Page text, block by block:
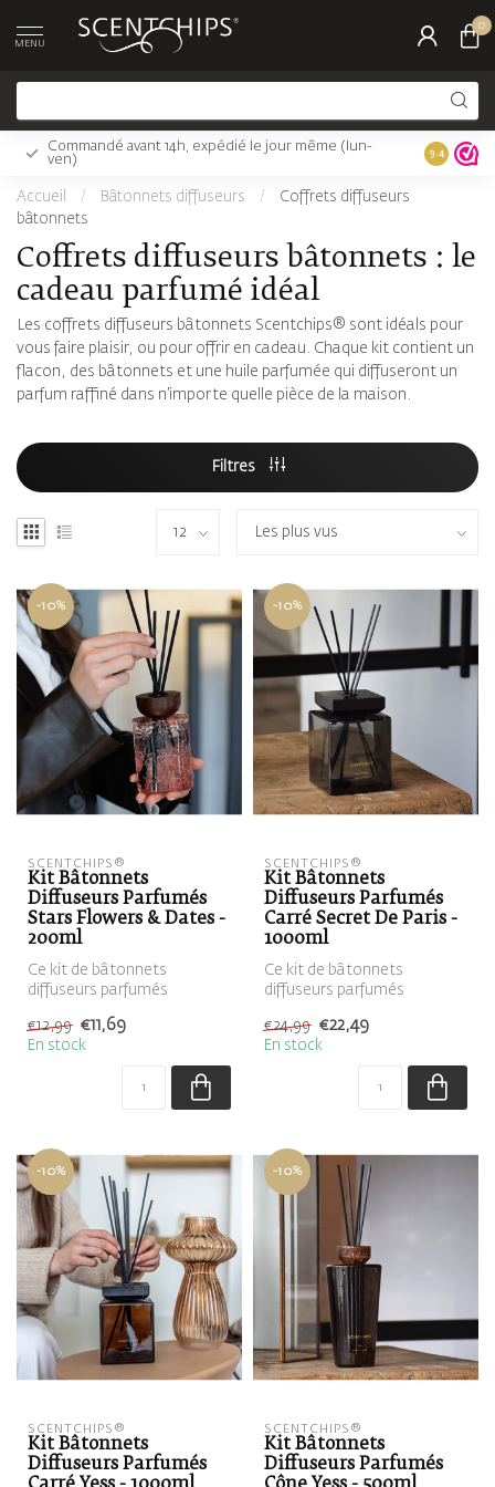
MENU
0
Commandé avant 14h, expédié le jour même (lun-
ven)
Livraison
9.4
Accueil / Bâtonnets diffuseurs /
Coffrets diffuseurs
bâtonnets
Coffrets diffuseurs bâtonnets : le
cadeau parfumé idéal
Les coffrets diffuseurs bâtonnets Scentchips® sont idéals pour
vous faire plaisir, ou pour offrir en cadeau. Chaque kit contient un
flacon, des bâtonnets et une huile parfumée qui diffuseront un
parfum raffiné dans n’importe quelle pièce de la maison.
Filtres
-10%
SCENTCHIPS®
Kit Bâtonnets
Diffuseurs Parfumés
Stars Flowers & Dates -
200ml
Ce kit de bâtonnets
diffuseurs parfumés
rempli de la...
€12,99 €11,69
En stock
-10%
SCENTCHIPS®
Kit Bâtonnets
Diffuseurs Parfumés
Carré Secret De Paris -
1000ml
Ce kit de bâtonnets
diffuseurs parfumés
roseau carré gr...
€24,99 €22,49
En stock
-10%
SCENTCHIPS®
Kit Bâtonnets
Diffuseurs Parfumés
-10%
SCENTCHIPS®
Kit Bâtonnets
Diffuseurs Parfumés